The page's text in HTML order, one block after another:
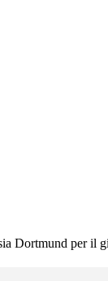
Dortmund per il